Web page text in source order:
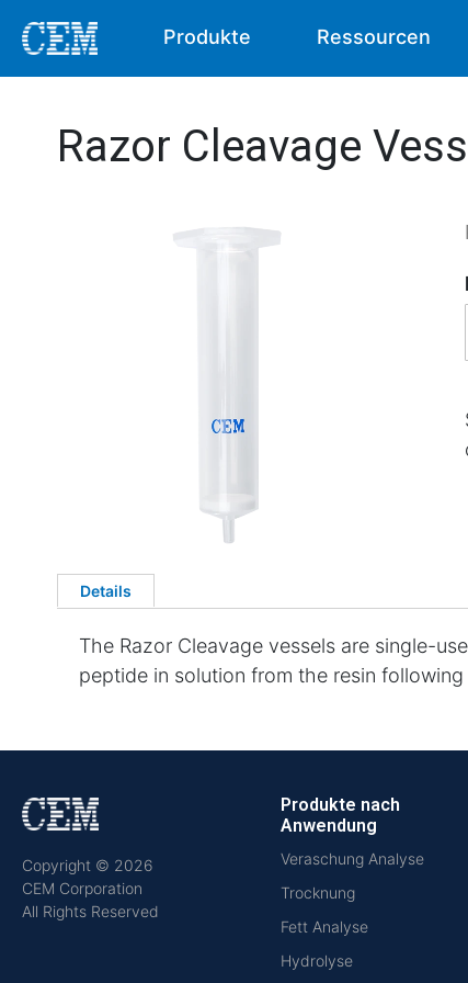
Produkte Ressourcen
Razor Cleavage
Details
The Razor Cleavage vessels are single-
peptide in solution from the resin
Copyright © 2026
CEM Corporation
All Rights Reserved
Produkte nach
Anwendung
Veraschung Analyse
Trocknung
Fett Analyse
Hydrolyse